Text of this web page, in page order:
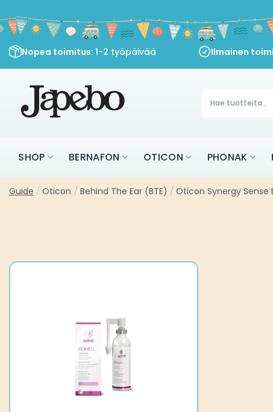
sisältöön
Nopea toimitus: 1-2 työpäivää Ilmainen
Products
search
SHOP BERNAFON OTICON PHONAK
Guide / Oticon / Behind The Ear (BTE) / Oticon Synergy Sense